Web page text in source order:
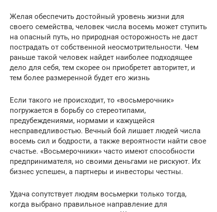
Желая обеспечить достойный уровень жизни для
своего семейства, человек числа восемь может ступить
на опасный путь, но природная осторожность не даст
пострадать от собственной неосмотрительности. Чем
раньше такой человек найдет наиболее подходящее
дело для себя, тем скорее он приобретет авторитет, и
тем более размеренной будет его жизнь
Если такого не происходит, то «восьмерочник»
погружается в борьбу со стереотипами,
предубеждениями, нормами и кажущейся
несправедливостью. Вечный бой лишает людей числа
восемь сил и бодрости, а также вероятности найти свое
счастье. «Восьмерочники» часто имеют способности
предпринимателя, но своими деньгами не рискуют. Их
бизнес успешен, а партнеры и инвесторы честны.
Удача сопутствует людям восьмерки только тогда,
когда выбрано правильное направление для